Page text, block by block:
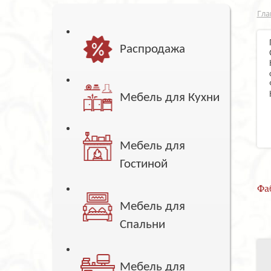
Распродажа
Мебель для Кухни
Мебель для
Гостиной
Мебель для
Спальни
Мебель для